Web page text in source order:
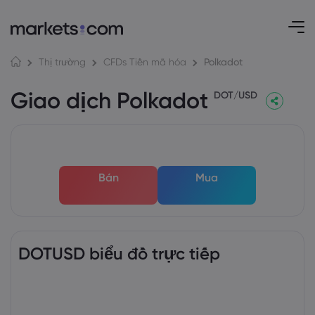
Thị trường CFDs Tiền mã hóa Polkadot
Giao dịch Polkadot DOT/USD
Bán Mua
DOTUSD biểu đồ trực tiếp